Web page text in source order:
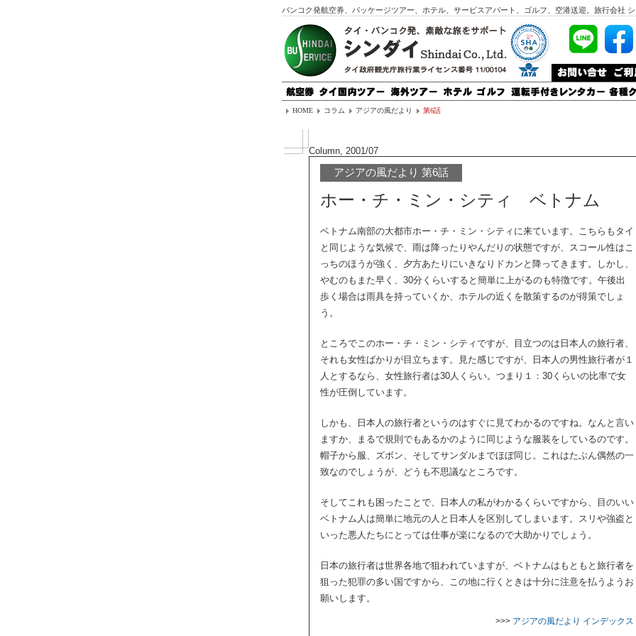
バンコク発航空券、パッケージツアー、ホテル、サービスアパート、ゴルフ、空港送迎。旅行会社
HOME コラム アジアの風だより 第6話
Column, 2001/07
アジアの風だより 第6話
ホー・チ・ミン・シティ ベトナム
ベトナム南部の大都市ホー・チ・ミン・シティに来ています。こちらもタイ
と同じような気候で、雨は降ったりやんだりの状態ですが、スコール性はこ
っちのほうが強く、夕方あたりにいきなりドカンと降ってきます。しかし、
やむのもまた早く、30分くらいすると簡単に上がるのも特徴です。午後出
歩く場合は雨具を持っていくか、ホテルの近くを散策するのが得策でしょ
う。
ところでこのホー・チ・ミン・シティですが、目立つのは日本人の旅行者、
それも女性ばかりが目立ちます。見た感じですが、日本人の男性旅行者が１
人とするなら、女性旅行者は30人くらい。つまり１：30くらいの比率で女
性が圧倒しています。
しかも、日本人の旅行者というのはすぐに見てわかるのですね。なんと言い
ますか、まるで規則でもあるかのように同じような服装をしているのです。
帽子から服、ズボン、そしてサンダルまでほぼ同じ。これはたぶん偶然の一
致なのでしょうが、どうも不思議なところです。
そしてこれも困ったことで、日本人の私がわかるくらいですから、目のいい
ベトナム人は簡単に地元の人と日本人を区別してしまいます。スリや強盗と
いった悪人たちにとっては仕事が楽になるので大助かりでしょう。
日本の旅行者は世界各地で狙われていますが、ベトナムはもともと旅行者を
狙った犯罪の多い国ですから、この地に行くときは十分に注意を払うようお
願いします。
>>> アジアの風だより インデックス